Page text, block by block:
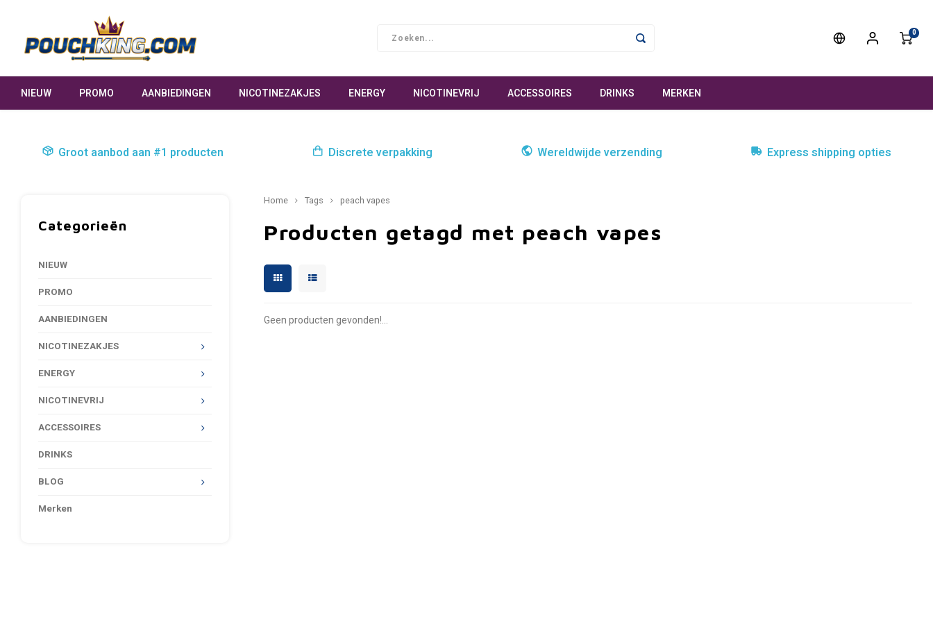
0
NIEUW PROMO AANBIEDINGEN NICOTINEZAKJES ENERGY NICOTINEVRIJ ACCESSOIRES DRINKS MERKEN
Groot aanbod aan #1 producten Discrete verpakking Wereldwijde verzending Express shipping opties
Categorieën
NIEUW
PROMO
AANBIEDINGEN
NICOTINEZAKJES
ENERGY
NICOTINEVRIJ
ACCESSOIRES
DRINKS
BLOG
Merken
Home Tags peach vapes
Producten getagd met peach vapes
Geen producten gevonden!...